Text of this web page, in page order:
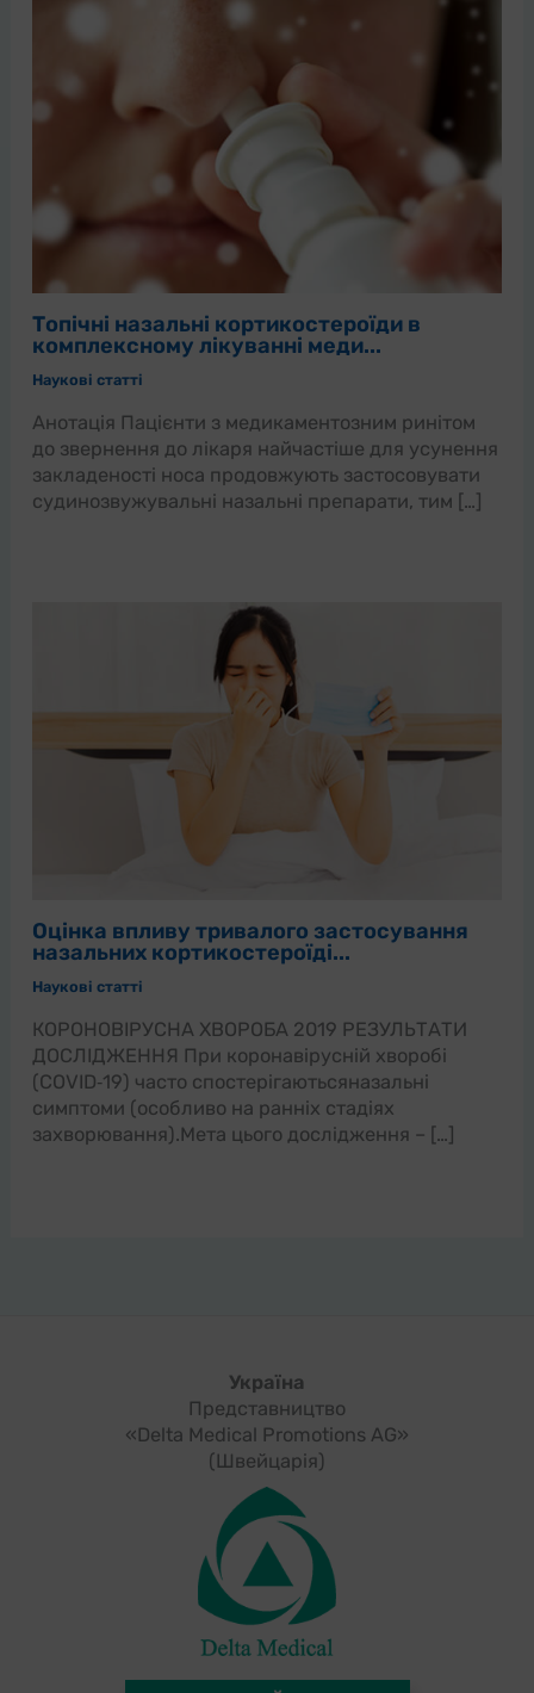
Топічні назальні кортикостероїди в
комплексному лікуванні меди...
Наукові статті
Анотація Пацієнти з медикаментозним ринітом
до звернення до лікаря найчастіше для усунення
закладеності носа продовжують застосовувати
судинозвужувальні назальні препарати, тим […]
Оцінка впливу тривалого застосування
назальних кортикостероїді...
Наукові статті
КОРОНОВІРУСНА ХВОРОБА 2019 РЕЗУЛЬТАТИ
ДОСЛІДЖЕННЯ При коронавірусній хворобі
(COVID‑19) часто спостерігаютьсяназальні
симптоми (особливо на ранніх стадіях
захворювання).Мета цього дослідження – […]
Україна
Представництво
«Delta Medical Promotions AG»
(Швейцарія)